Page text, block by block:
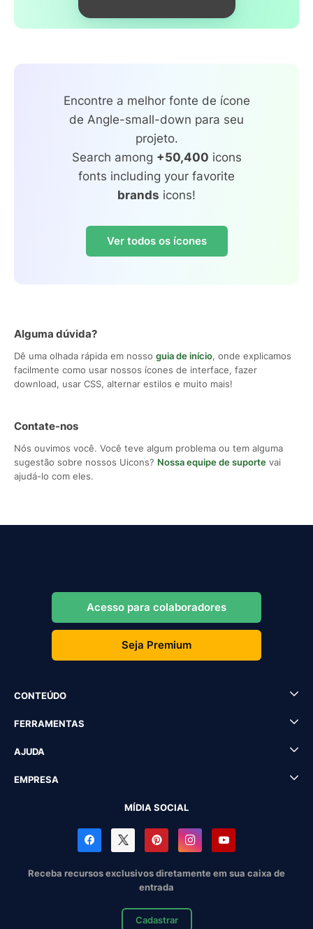
Encontre a melhor fonte de ícone
de Angle-small-down para seu
projeto.
Search among +50,400 icons
fonts including your favorite
brands icons!
Ver todos os ícones
Alguma dúvida?
Dê uma olhada rápida em nosso guia de início, onde explicamos
facilmente como usar nossos ícones de interface, fazer
download, usar CSS, alternar estilos e muito mais!
Contate-nos
Nós ouvimos você. Você teve algum problema ou tem alguma
sugestão sobre nossos Uicons? Nossa equipe de suporte vai
ajudá-lo com eles.
Acesso para colaboradores
Seja Premium
CONTEÚDO
FERRAMENTAS
AJUDA
EMPRESA
MÍDIA SOCIAL
Receba recursos exclusivos diretamente em sua caixa de
entrada
Cadastrar